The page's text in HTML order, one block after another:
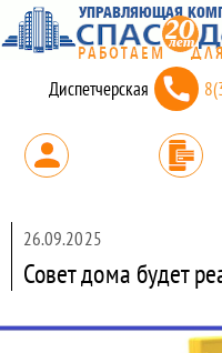
Диспетчерская
26.09.2025
Совет дома будет